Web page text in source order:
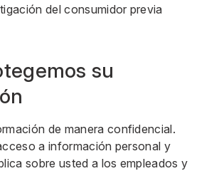
del consumidor previa
su
de manera confidencial.
a información personal y
sobre usted a los empleados y